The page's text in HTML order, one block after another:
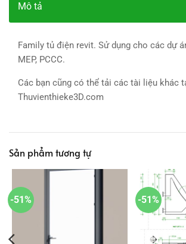
Mô tả
Family tủ điện revit. Sử dụng cho các dự
MEP, PCCC.
Các bạn cũng có thể tải các tài liệu khác
Thuvienthieke3D.com
Sản phẩm tương tự
-51% -51%